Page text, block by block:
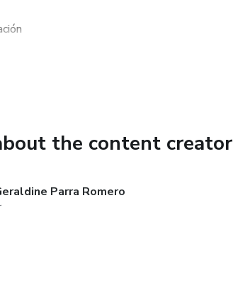
the content creator
Parra Romero